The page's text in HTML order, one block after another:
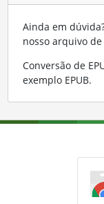
Ainda em
nosso arquivo
Conversão de
exemplo EPUB.